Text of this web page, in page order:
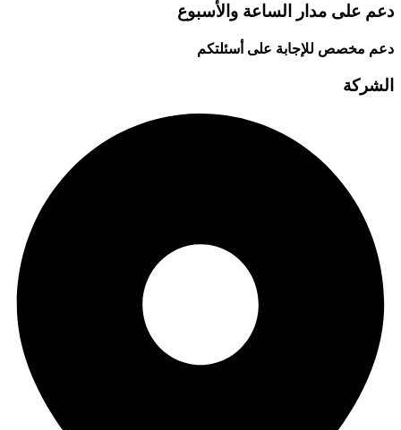
دعم على مدار الساعة والأسبوع
دعم مخصص للإجابة على أسئلتكم
الشركة